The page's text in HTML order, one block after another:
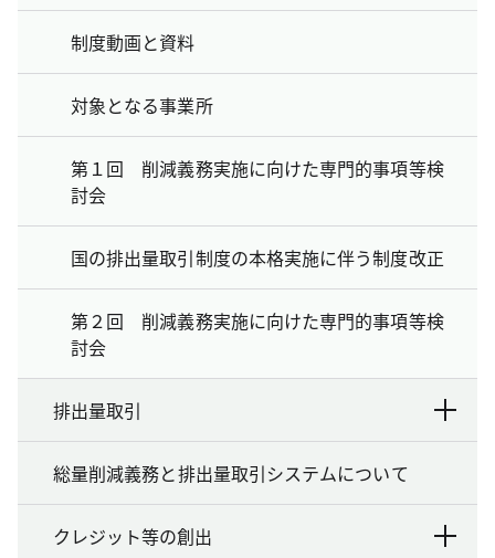
制度動画と資料
対象となる事業所
第１回 削減義務実施に向けた専門的事項等検
討会
国の排出量取引制度の本格実施に伴う制度改正
第２回 削減義務実施に向けた専門的事項等検
討会
排出量取引
総量削減義務と排出量取引システムについて
クレジット等の創出